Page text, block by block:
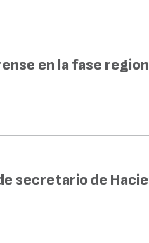
en la fase
secretario de